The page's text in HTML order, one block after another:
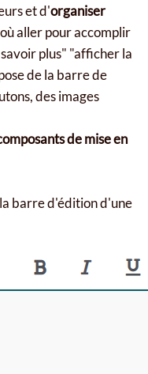
et d'organiser
aller pour accomplir
plus" "afficher la
de la barre de
des images
de mise en
barre d'édition d'une